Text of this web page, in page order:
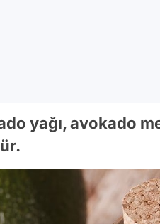
yağı, avokado